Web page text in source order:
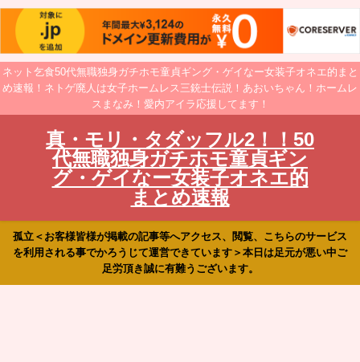
ネット乞食50代無職独身ガチホモ童貞ギング・ゲイなー女装子オネエ的まと
め速報！ネトゲ廃人は女子ホームレス三銃士伝説！あおいちゃん！ホームレ
スまなみ！愛内アイラ応援してます！
真・モリ・タダッフル2！！50
代無職独身ガチホモ童貞ギン
グ・ゲイなー女装子オネエ的
まとめ速報
孤立＜お客様皆様が掲載の記事等へアクセス、閲覧、こちらのサービス
を利用される事でかろうじて運営できています＞本日は足元が悪い中ご
足労頂き誠に有難うございます。